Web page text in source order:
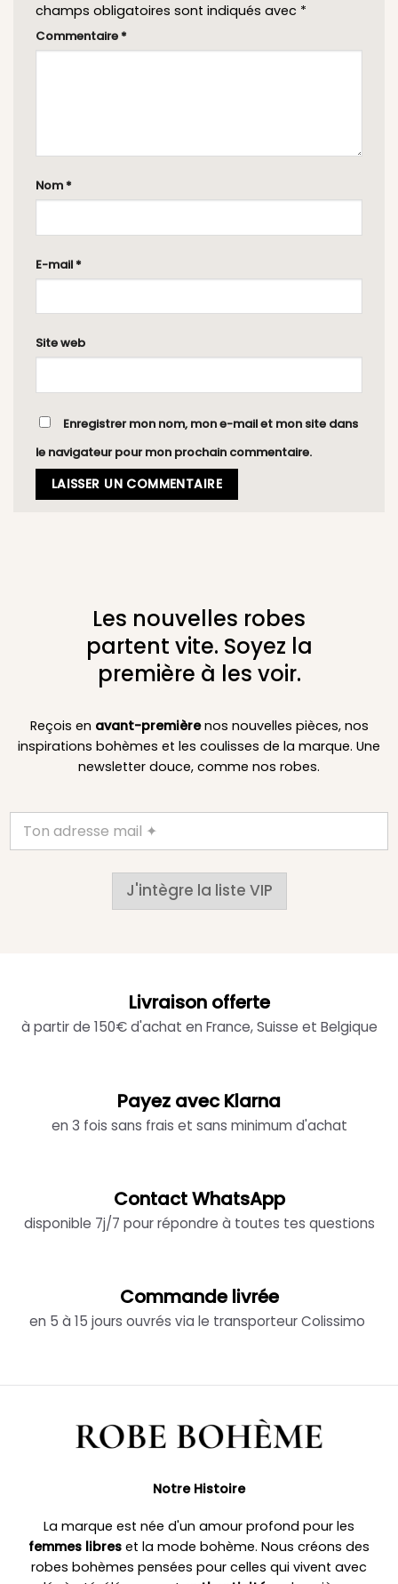
champs obligatoires sont indiqués avec *
Commentaire *
Nom *
E-mail *
Site web
Enregistrer mon nom, mon e-mail et mon site dans
le navigateur pour mon prochain commentaire.
Les nouvelles robes
partent vite. Soyez la
première à les voir.
Reçois en avant-premièrenos nouvelles pièces, nos
inspirations bohèmes et les coulisses de la marque. Une
newsletter douce, comme nos robes.
J'intègre la liste VIP
Livraison offerte
à partir de 150€ d'achat en France, Suisse et Belgique
Payez avec Klarna
en 3 fois sans frais et sans minimum d'achat
Contact WhatsApp
disponible 7j/7 pour répondre à toutes tes questions
Commande livrée
en 5 à 15 jours ouvrés via le transporteur Colissimo
Notre Histoire
La marque est née d'un amour profond pour les
femmes libres et la mode bohème. Nous créons des
robes bohèmes pensées pour celles qui vivent avec